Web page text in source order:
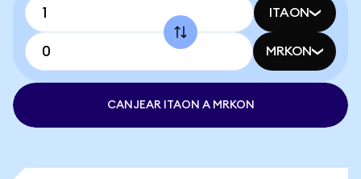
ITAON
MRKON
CANJEAR ITAON A MRKON